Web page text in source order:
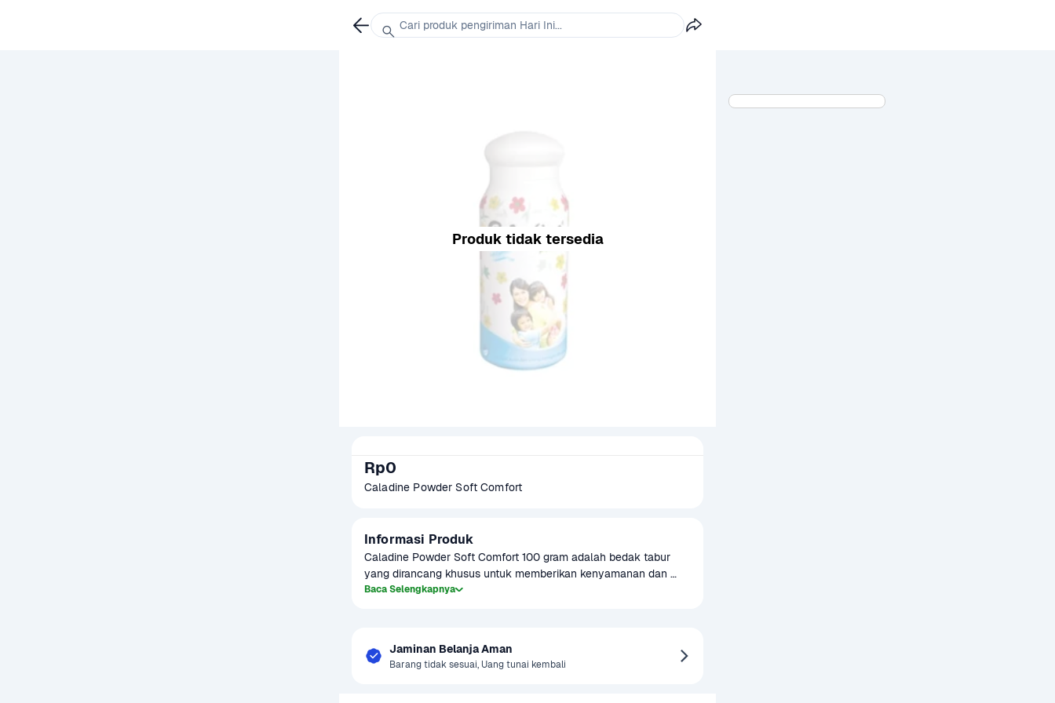
Produk tidak tersedia
Rp0
Caladine Powder Soft Comfort
Informasi Produk
Caladine Powder Soft Comfort 100 gram adalah bedak tabur
yang dirancang khusus untuk memberikan kenyamanan dan
kelembutan pada kulit Anda. Diformulasikan dengan bahan-
pada kulit yang rentan terhadap panas atau keringat. Kemasan
100 gram sangat praktis untuk penggunaan sehari-hari.
Baca Selengkapnya
Jaminan Belanja Aman
Barang tidak sesuai, Uang tunai kembali
Cari produk pengiriman Hari Ini...